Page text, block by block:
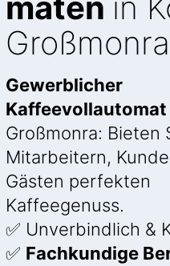
Gewerblicher
Kaffeevollautomat
Großmonra: Bieten
Mitarbeitern,
Gästen perfekten
Kaffeegenuss.
✅ Unverbindlich &
✅ Fachkundige